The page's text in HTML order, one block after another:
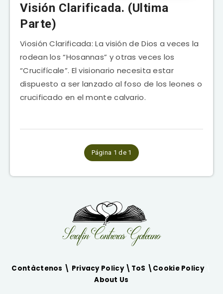
Visión Clarificada. (Ultima
Parte)
Viosión Clarificada: La visión de Dios a veces la
rodean los “Hosannas” y otras veces los
“Crucifícale”. El visionario necesita estar
dispuesto a ser lanzado al foso de los leones o
crucificado en el monte calvario.
Página 1 de 1
Contàctenos \ Privacy Policy \ ToS \ Cookie Policy\
About Us